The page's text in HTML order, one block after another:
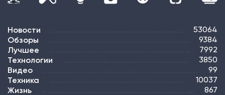
Новости 53064
Обзоры 9384
Лучшее 7992
Технологии 3850
Видео 99
Техника 10037
Жизнь 867